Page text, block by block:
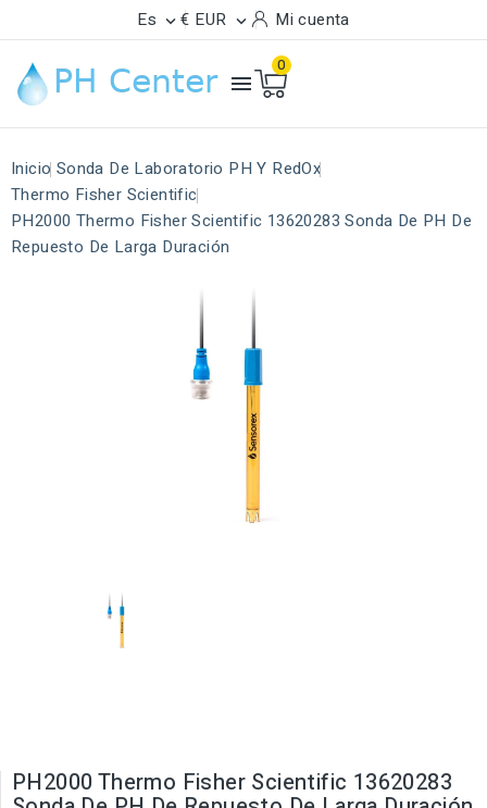
Es € EUR  Mi cuenta

0
Inicio Sonda De Laboratorio PH Y RedOx
Thermo Fisher Scientific
PH2000 Thermo Fisher Scientific 13620283 Sonda De PH De
Repuesto De Larga Duración
PH2000 Thermo Fisher Scientific 13620283